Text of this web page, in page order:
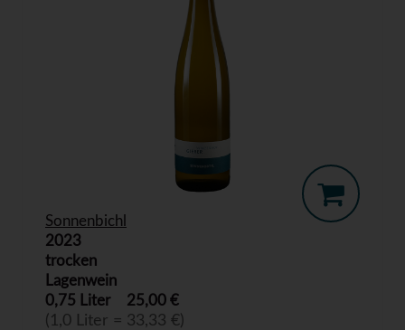
Sonnenbichl
2023
trocken
Lagenwein
0,75 Liter
25,00 €
(1,0 Liter = 33,33 €)